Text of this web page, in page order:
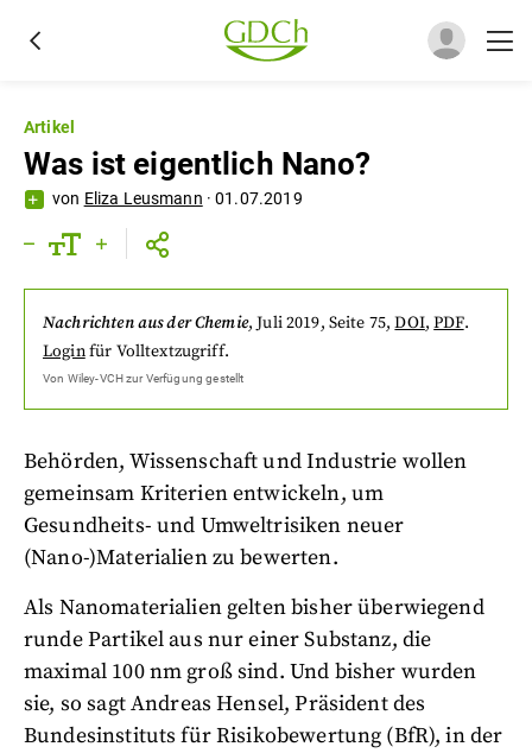
Artikel
Was ist eigentlich Nano?
von Eliza Leusmann ·01.07.2019
Nachrichten aus der Chemie,Juli 2019, Seite 75,DOI,PDF.
Loginfür Volltextzugriff.
Von Wiley-VCHzur Verfügung gestellt
Behörden, Wissenschaft und Industrie wollen
gemeinsam Kriterien entwickeln, um
Gesundheits- und Umweltrisiken neuer
(Nano-)Materialien zu bewerten.
Als Nanomaterialien gelten bisher überwiegend
runde Partikel aus nur einer Substanz, die
maximal 100 nm groß sind. Und bisher wurden
sie, so sagt Andreas Hensel, Präsident des
Bundesinstituts für Risikobewertung (BfR), in der